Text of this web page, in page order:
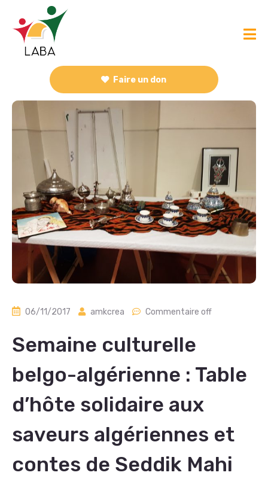
Faire un don
06/11/2017 amkcrea Commentaire off
Semaine culturelle
belgo-algérienne : Table
d’hôte solidaire aux
saveurs algériennes et
contes de Seddik Mahi